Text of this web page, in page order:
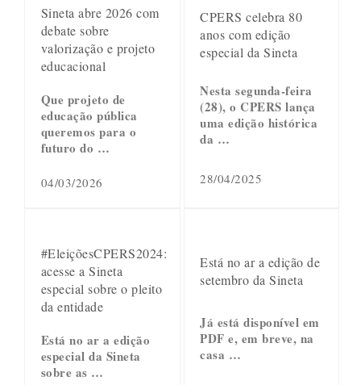
Sineta abre 2026 com
debate sobre
valorização e projeto
educacional
Que projeto de
educação pública
queremos para o
futuro do …
04/03/2026
CPERS celebra 80
anos com edição
especial da Sineta
Nesta segunda-feira
(28), o CPERS lança
uma edição histórica
da …
28/04/2025
#EleiçõesCPERS2024:
acesse a Sineta
especial sobre o pleito
da entidade
Está no ar a edição
especial da Sineta
sobre as …
Está no ar a edição de
setembro da Sineta
Já está disponível em
PDF e, em breve, na
casa …